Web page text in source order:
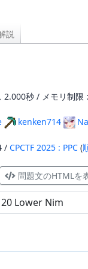
説
秒 / メモリ制限
kenken714
/ CPCTF 2025 : PPC (
問題文のHTMLを